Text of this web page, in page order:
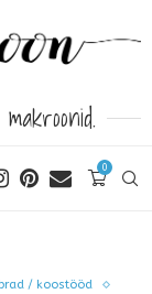
0
/ koostööd